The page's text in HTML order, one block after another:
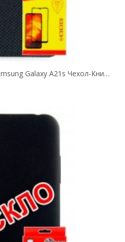
Комплект DENGOS Для Samsung Galaxy A21s Чехол-Книжка + Стекло Защитное...